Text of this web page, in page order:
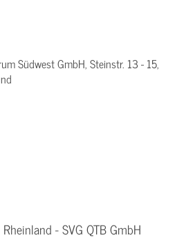
Südwest GmbH, Steinstr. 13 - 15,
- SVG QTB GmbH